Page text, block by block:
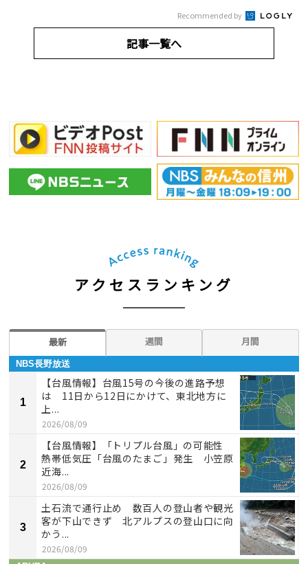
Recommended by
記事一覧へ
アクセスランキング
最新 週間 月間
NBS長野放送
1
【台風情報】台風15号の今後の進路予想
は 11日から12日にかけて、東北地方に
上...
2026/08/09
2
【台風情報】「トリプル台風」の可能性
熱帯低気圧「台風のたまご」発生 小笠原
近海...
2026/08/09
3
土石流で通行止め 数百人の登山者や観光
客が下山できず 北アルプスの登山口に向
かう...
2026/08/09